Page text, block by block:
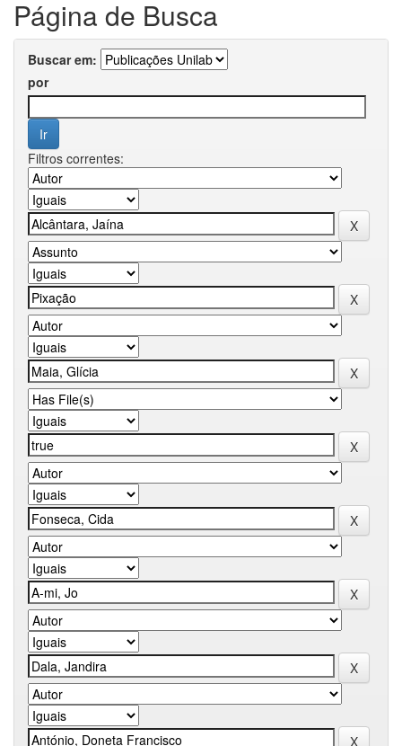
Página de Busca
Buscar em:
por
Filtros correntes: